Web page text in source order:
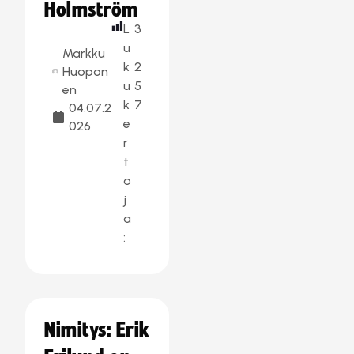
Holmström
Markku
Huopon
en
04.07.2
026
L
u
k
u
k
e
r
t
o
j
a
:
3
2
5
7
Nimitys: Erik